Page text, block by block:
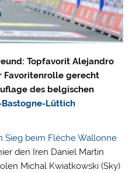
Topfavorit Alejandro
Favoritenrolle gerecht
des belgischen
Lüttich
Sieg beim Flèche Wallonne
den Iren Daniel Martin
Michal Kwiatkowski (Sky)